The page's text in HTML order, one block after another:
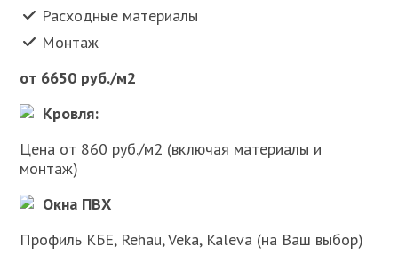
Расходные материалы
Монтаж
от 6650 руб./м2
Кровля:
Цена от 860 руб./м2 (включая материалы и
монтаж)
Окна ПВХ
Профиль КБЕ, Rehau, Veka, Kaleva (на Ваш выбор)